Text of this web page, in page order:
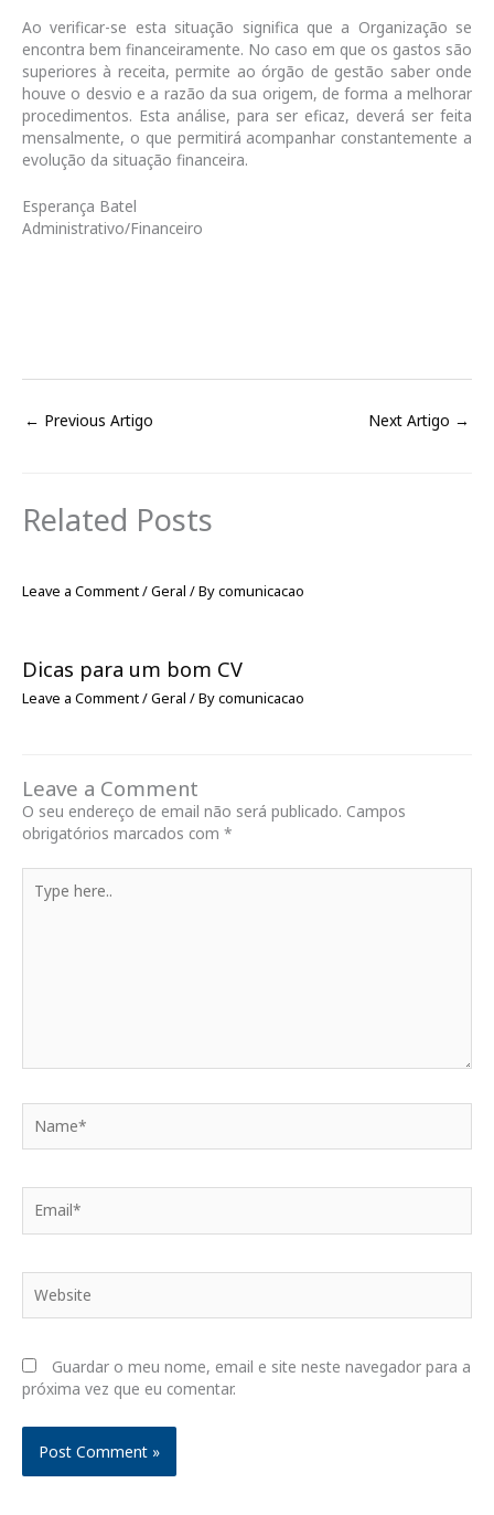
Ao verificar-se esta situação significa que a Organização se
encontra bem financeiramente. No caso em que os gastos são
superiores à receita, permite ao órgão de gestão saber onde
houve o desvio e a razão da sua origem, de forma a melhorar
procedimentos. Esta análise, para ser eficaz, deverá ser feita
mensalmente, o que permitirá acompanhar constantemente a
evolução da situação financeira.
Esperança Batel
Administrativo/Financeiro
← Previous Artigo Next Artigo →
Related Posts
Leave a Comment/Geral / Bycomunicacao
Dicas para um bom CV
Leave a Comment/Geral / Bycomunicacao
Leave a Comment
O seu endereço de email não será publicado. Campos
obrigatórios marcados com *
here..
Guardar o meu nome, email e site neste navegador para a
próxima vez que eu comentar.